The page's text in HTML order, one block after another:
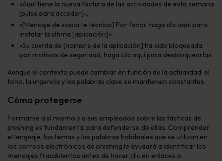
«Aquí tiene la nueva factura de las actividades de esta semana
[pulse para acceder]».
«[Mensaje de soporte técnico] Por favor, haga clic aquí para
instalar la última [aplicación]».
«Su cuenta de [nombre de la aplicación] ha sido bloqueada
por motivos de seguridad, haga clic aquí para desbloquearla».
Aunque el contexto puede cambiar en función de la actualidad, el
tono, la urgencia y las palabras clave se mantienen constantes.
Cómo protegerse
Formarse a sí mismo y a sus empleados sobre las tácticas de
phishing es fundamental para defenderse de ellas. Comprender
el lenguaje, los temas y las palabras habituales que se utilizan en
los correos electrónicos de phishing le ayudará a identificar los
mensajes fraudulentos antes de hacer clic en enlaces o